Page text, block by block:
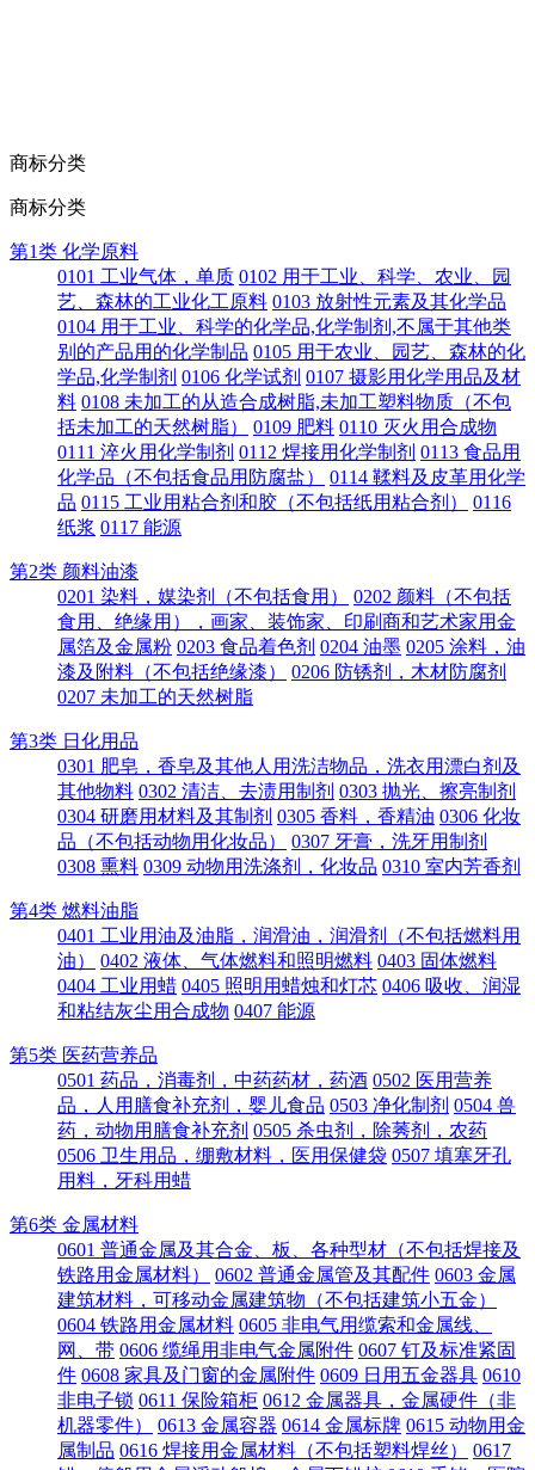
商标分类
商标分类
第1类 化学原料
0101 工业气体，单质 0102 用于工业、科学、农业、园
艺、森林的工业化工原料 0103 放射性元素及其化学品
0104 用于工业、科学的化学品,化学制剂,不属于其他类
别的产品用的化学制品 0105 用于农业、园艺、森林的化
学品,化学制剂 0106 化学试剂 0107 摄影用化学用品及材
料 0108 未加工的从造合成树脂,未加工塑料物质（不包
括未加工的天然树脂）
0109 肥料 0110 灭火用合成物
0111 淬火用化学制剂 0112 焊接用化学制剂 0113 食品用
化学品（不包括食品用防腐盐）
0114 鞣料及皮革用化学
品 0115 工业用粘合剂和胶（不包括纸用粘合剂）
0116
纸浆 0117 能源
第2类 颜料油漆
0201 染料，媒染剂（不包括食用）
0202 颜料（不包括
食用、绝缘用），画家、装饰家、印刷商和艺术家用金
属箔及金属粉 0203 食品着色剂 0204 油墨 0205 涂料，油
漆及附料（不包括绝缘漆）
0206 防锈剂，木材防腐剂
0207 未加工的天然树脂
第3类 日化用品
0301 肥皂，香皂及其他人用洗洁物品，洗衣用漂白剂及
其他物料 0302 清洁、去渍用制剂 0303 抛光、擦亮制剂
0304 研磨用材料及其制剂 0305 香料，香精油 0306 化妆
品（不包括动物用化妆品）
0307 牙膏，洗牙用制剂
0308 熏料 0309 动物用洗涤剂，化妆品 0310 室内芳香剂
第4类 燃料油脂
0401 工业用油及油脂，润滑油，润滑剂（不包括燃料用
油）
0402 液体、气体燃料和照明燃料 0403 固体燃料
0404 工业用蜡 0405 照明用蜡烛和灯芯 0406 吸收、润湿
和粘结灰尘用合成物 0407 能源
第5类 医药营养品
0501 药品，消毒剂，中药药材，药酒 0502 医用营养
品，人用膳食补充剂，婴儿食品 0503 净化制剂 0504 兽
药，动物用膳食补充剂 0505 杀虫剂，除莠剂，农药
0506 卫生用品，绷敷材料，医用保健袋 0507 填塞牙孔
用料，牙科用蜡
第6类 金属材料
0601 普通金属及其合金、板、各种型材（不包括焊接及
铁路用金属材料）
0602 普通金属管及其配件 0603 金属
建筑材料，可移动金属建筑物（不包括建筑小五金）
0604 铁路用金属材料 0605 非电气用缆索和金属线、
网、带 0606 缆绳用非电气金属附件 0607 钉及标准紧固
件 0608 家具及门窗的金属附件 0609 日用五金器具 0610
非电子锁 0611 保险箱柜 0612 金属器具，金属硬件（非
机器零件）
0613 金属容器 0614 金属标牌 0615 动物用金
属制品 0616 焊接用金属材料（不包括塑料焊丝）
0617